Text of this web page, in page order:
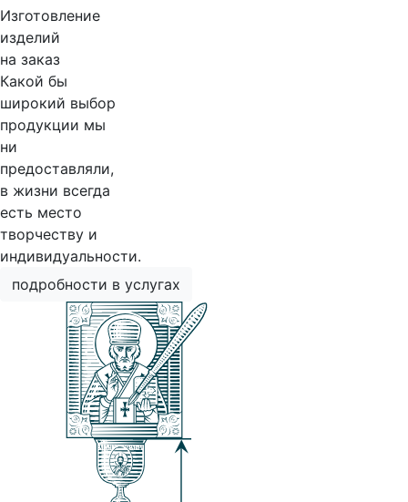
Изготовление
изделий
на заказ
Какой бы
широкий выбор
продукции мы
ни
предоставляли,
в жизни всегда
есть место
творчеству и
индивидуальности.
подробности в услугах